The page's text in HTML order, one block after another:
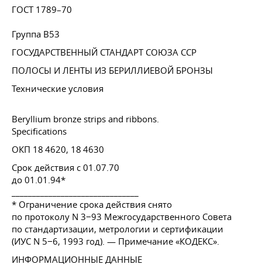
ГОСТ 1789–70
Группа В53
ГОСУДАРСТВЕННЫЙ СТАНДАРТ СОЮЗА ССР
ПОЛОСЫ И ЛЕНТЫ ИЗ БЕРИЛЛИЕВОЙ БРОНЗЫ
Технические условия
Beryllium bronze strips and ribbons.
Specifications
ОКП 18 4620, 18 4630
Срок действия с 01.07.70
до 01.01.94*
* Ограничение срока действия снято
по протоколу N 3−93 Межгосударственного Совета
по стандартизации, метрологии и сертификации
(ИУС N 5−6, 1993 год). — Примечание «КОДЕКС».
ИНФОРМАЦИОННЫЕ ДАННЫЕ